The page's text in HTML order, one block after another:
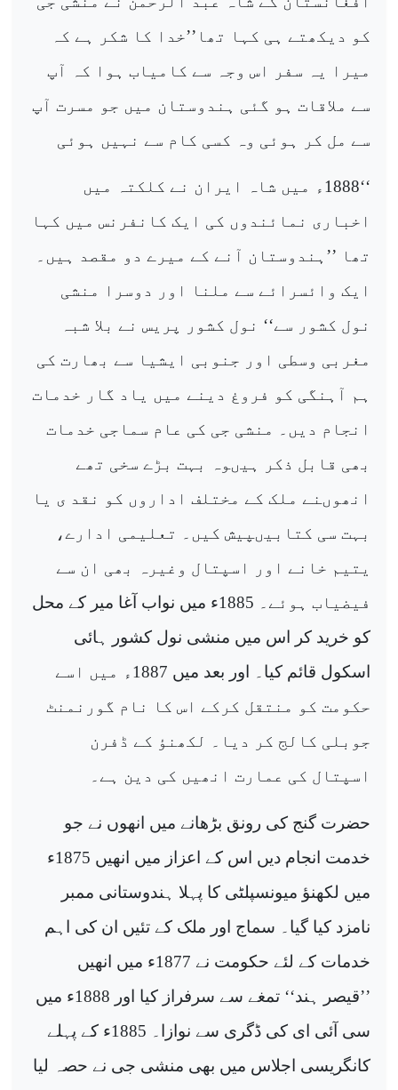
کو دیکھتے ہی کہا تھا’’خدا کا شکر ہے کہ
میرا یہ سفر اس وجہ سے کامیاب ہوا کہ آپ
سے ملاقات ہو گئی ہندوستان میں جو مسرت آپ
سے مل کر ہوئی وہ کسی کام سے نہیں ہوئی
‘‘1888ء میں شاہ ایران نے کلکتہ میں
اخباری نمائندوں کی ایک کانفرنس میں کہا
تھا ’’ہندوستان آنے کے میرے دو مقصد ہیں۔
ایک وائسرائے سے ملنا اور دوسرا منشی
نول کشور سے‘‘ نول کشور پریس نے بلا شبہ
مغربی وسطی اور جنوبی ایشیا سے بھارت کی
ہم آہنگی کو فروغ دینے میں یاد گار خدمات
انجام دیں۔ منشی جی کی عام سماجی خدمات
بھی قابل ذکر ہیںوہ بہت بڑے سخی تھے
انھوںنے ملک کے مختلف اداروں کو نقد ی یا
بہت سی کتابیںپیش کیں۔ تعلیمی ادارے،
یتیم خانے اور اسپتال وغیرہ بھی ان سے
فیضیاب ہوئے۔ 1885ء میں نواب آغا میر کے محل
کو خرید کر اس میں منشی نول کشور ہائی
اسکول قائم کیا۔ اور بعد میں 1887ء میں اسے
حکومت کو منتقل کرکے اس کا نام گورنمنٹ
جوبلی کالج کر دیا۔ لکھنؤ کے ڈفرن
اسپتال کی عمارت انھیں کی دین ہے۔
حضرت گنج کی رونق بڑھانے میں انھوں نے جو
خدمت انجام دیں اس کے اعزاز میں انھیں 1875ء
میں لکھنؤ میونسپلٹی کا پہلا ہندوستانی ممبر
نامزد کیا گیا۔ سماج اور ملک کے تئیں ان کی اہم
خدمات کے لئے حکومت نے 1877ء میں انھیں
’’قیصر ہند‘‘ تمغے سے سرفراز کیا اور 1888ء میں
سی آئی ای کی ڈگری سے نوازا۔ 1885ء کے پہلے
کانگریسی اجلاس میں بھی منشی جی نے حصہ لیا